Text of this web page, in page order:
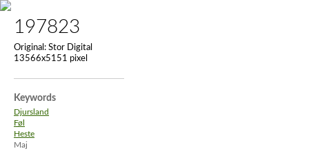
197823
Original: Stor Digital
13566x5151 pixel
Keywords
Djursland
Føl
Heste
Maj